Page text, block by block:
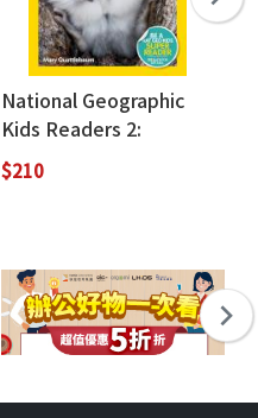
National Geographic
Kids Readers 2:
Adorable Animals
$210